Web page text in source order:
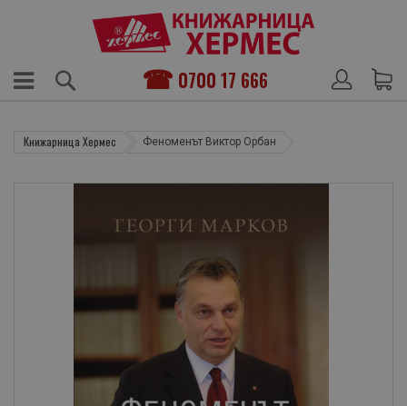
0700 17 666
Книжарница Хермес Феноменът Виктор Орбан